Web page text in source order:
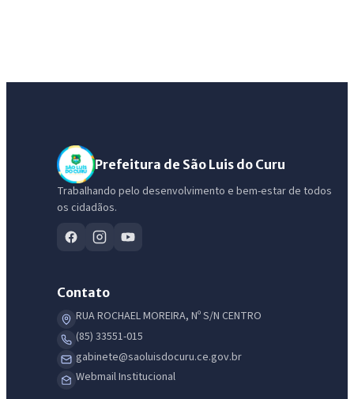
Prefeitura de São Luis do Curu
Trabalhando pelo desenvolvimento e bem-estar de todos
os cidadãos.
Contato
RUA ROCHAEL MOREIRA, Nº S/N CENTRO
(85) 33551-015
gabinete@saoluisdocuru.ce.gov.br
Webmail Institucional